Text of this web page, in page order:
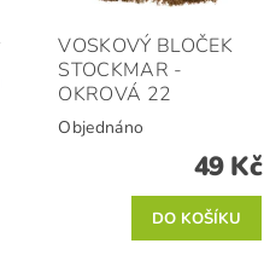
VOSKOVÝ BLOČEK
STOCKMAR -
OKROVÁ 22
Objednáno
49 Kč